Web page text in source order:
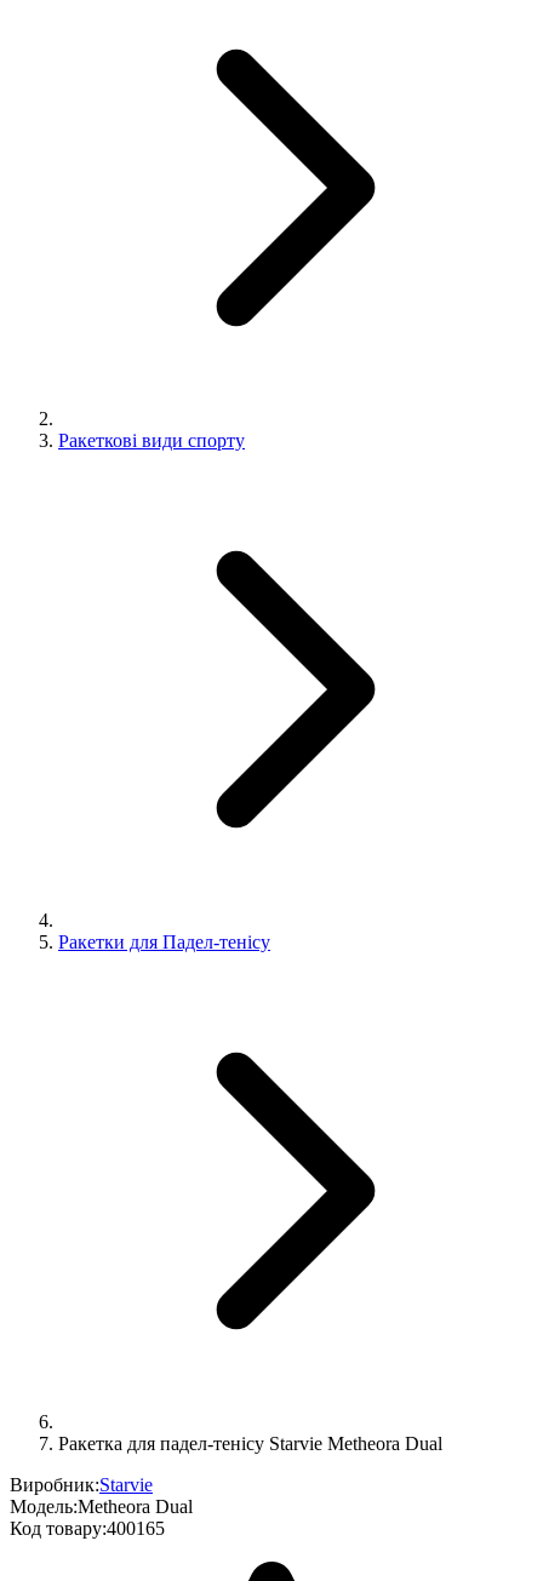
Ракеткові види спорту
Ракетки для Падел-тенісу
Ракетка для падел-тенісу Starvie Metheora Dual
Виробник:Starvie
Модель:Metheora Dual
Код товару:400165